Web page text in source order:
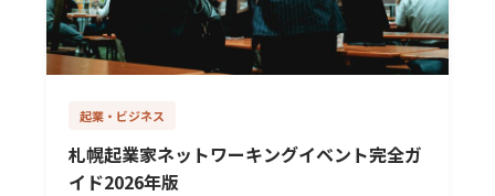
起業・ビジネス
札幌起業家ネットワーキングイベント完全ガ
イド2026年版